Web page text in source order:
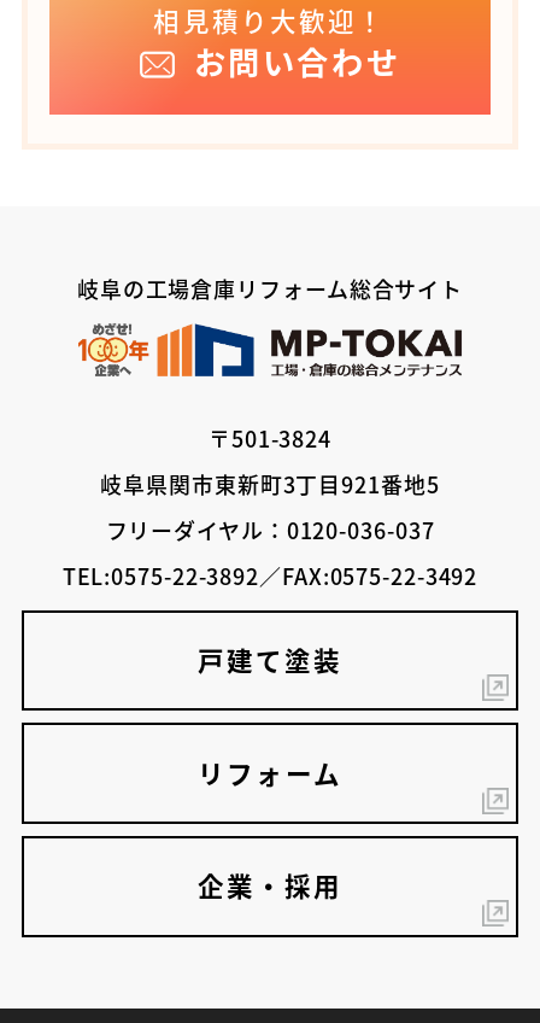
相見積り大歓迎！
お問い合わせ
岐阜の工場倉庫リフォーム総合サイト
〒501-3824
岐阜県関市東新町3丁目921番地5
フリーダイヤル：0120-036-037
TEL:0575-22-3892／FAX:0575-22-3492
戸建て塗装
リフォーム
企業・採用